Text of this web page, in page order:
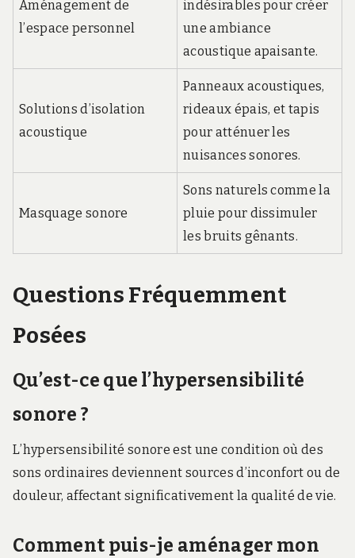
Aménagement de
l’espace personnel
indésirables pour créer
une ambiance
acoustique apaisante.
Solutions d’isolation
acoustique
Panneaux acoustiques,
rideaux épais, et tapis
pour atténuer les
nuisances sonores.
Masquage sonore
Sons naturels comme la
pluie pour dissimuler
les bruits gênants.
Questions Fréquemment
Posées
Qu’est-ce que l’hypersensibilité
sonore ?
L’hypersensibilité sonore est une condition où des
sons ordinaires deviennent sources d’inconfort ou de
douleur, affectant significativement la qualité de vie.
Comment puis-je aménager mon